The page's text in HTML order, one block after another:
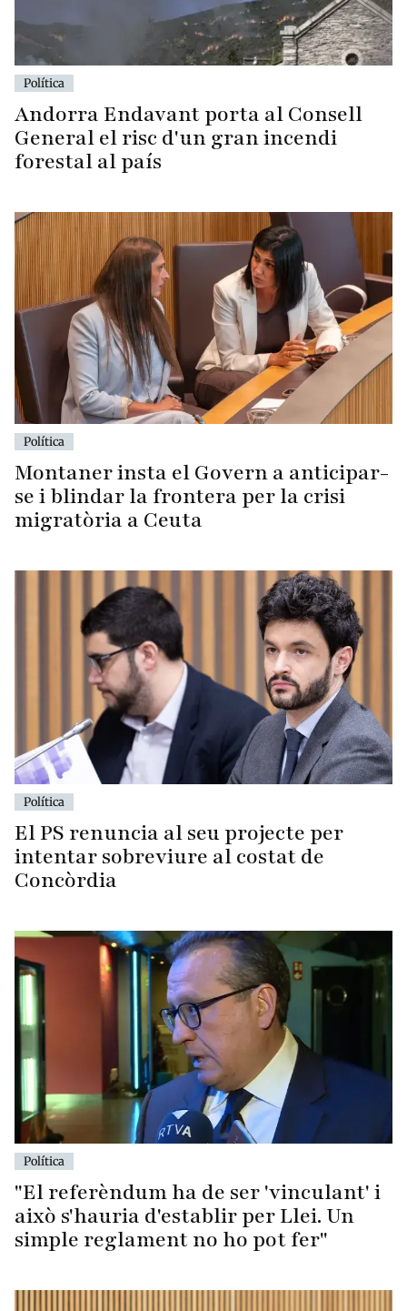
Política
Andorra Endavant porta al Consell
General el risc d'un gran incendi
forestal al país
Política
Montaner insta el Govern a anticipar-
se i blindar la frontera per la crisi
migratòria a Ceuta
Política
El PS renuncia al seu projecte per
intentar sobreviure al costat de
Concòrdia
Política
"El referèndum ha de ser 'vinculant' i
això s'hauria d'establir per Llei. Un
simple reglament no ho pot fer"